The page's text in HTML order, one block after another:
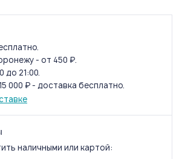
- от 450 ₽.
до 21:00.
000 ₽ - доставка бесплатно.
наличными или картой: